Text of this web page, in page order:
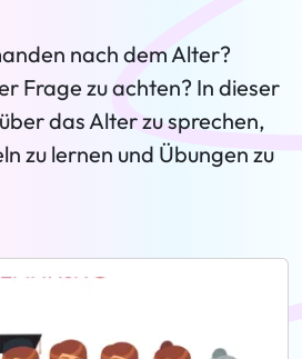
nach dem Alter?
Frage zu achten? In dieser
das Alter zu sprechen,
zu lernen und Übungen zu